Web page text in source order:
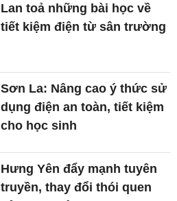
Lan toả những bài học về
tiết kiệm điện từ sân trường
Sơn La: Nâng cao ý thức sử
dụng điện an toàn, tiết kiệm
cho học sinh
Hưng Yên đẩy mạnh tuyên
truyền, thay đổi thói quen